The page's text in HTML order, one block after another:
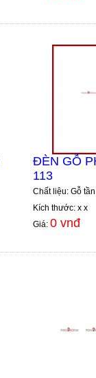
ĐÈN GỖ
113
Chất liệu: Gỗ
Kích thước: x x
Giá: 0 vnđ